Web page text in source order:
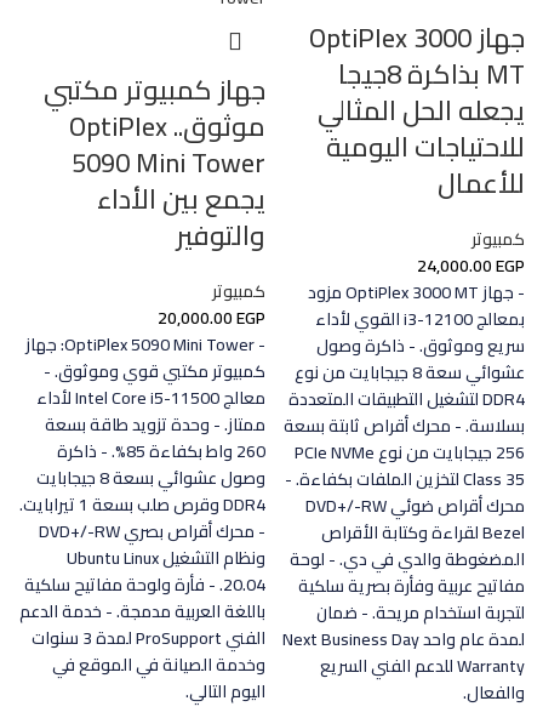
جهاز OptiPlex 3000
MT بذاكرة 8جيجا
يجعله الحل المثالي
للاحتياجات اليومية
للأعمال
كمبيوتر
24,000.00EGP
- جهاز OptiPlex 3000 MT مزود
بمعالج i3-12100 القوي لأداء
سريع وموثوق. - ذاكرة وصول
عشوائي سعة 8 جيجابايت من نوع
DDR4 لتشغيل التطبيقات المتعددة
بسلاسة. - محرك أقراص ثابتة بسعة
256 جيجابايت من نوع PCIe NVMe
Class 35 لتخزين الملفات بكفاءة. -
محرك أقراص ضوئي DVD+/-RW
Bezel لقراءة وكتابة الأقراص
المضغوطة والدي في دي. - لوحة
مفاتيح عربية وفأرة بصرية سلكية
لتجربة استخدام مريحة. - ضمان
لمدة عام واحد Next Business Day
Warranty للدعم الفني السريع
والفعال.
جهاز كمبيوتر مكتبي
موثوق.. OptiPlex
5090 Mini Tower
يجمع بين الأداء
والتوفير
كمبيوتر
20,000.00EGP
- OptiPlex 5090 Mini Tower: جهاز
كمبيوتر مكتبي قوي وموثوق. -
معالج Intel Core i5-11500 لأداء
ممتاز. - وحدة تزويد طاقة بسعة
260 واط بكفاءة 85%. - ذاكرة
وصول عشوائي بسعة 8 جيجابايت
DDR4 وقرص صلب بسعة 1 تيرابايت.
- محرك أقراص بصري DVD+/-RW
ونظام التشغيل Ubuntu Linux
20.04. - فأرة ولوحة مفاتيح سلكية
باللغة العربية مدمجة. - خدمة الدعم
الفني ProSupport لمدة 3 سنوات
وخدمة الصيانة في الموقع في
اليوم التالي.